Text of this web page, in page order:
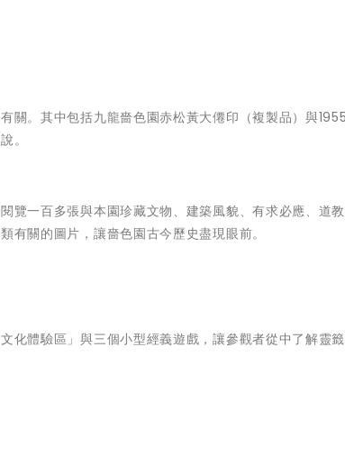
關。其中包括九龍嗇色園赤松黃大僊印（複製品）與
。
一百多張與本園珍藏文物、建築風貌、有求必應、道教
關的圖片，讓嗇色園古今歷史盡現眼前。
體驗區」與三個小型經義遊戲，讓參觀者從中了解靈籤